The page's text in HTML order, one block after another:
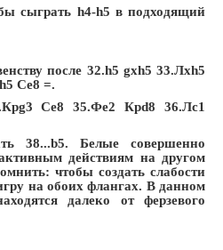
сыграть h4-h5 в подходящий
после 32.h5 gxh5 33.Лxh5
Сe8 =.
Сe8 35.Фe2 Крd8 36.Лc1
38...b5. Белые совершенно
действиям на другом
чтобы создать слабости
на обоих флангах. В данном
далеко от ферзевого